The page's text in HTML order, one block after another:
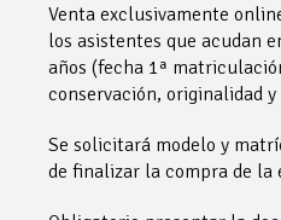
Venta exclusivamente
los asistentes que acudan
años (fecha 1ª
conservación, originalidad
Se solicitará modelo y
de finalizar la compra de la